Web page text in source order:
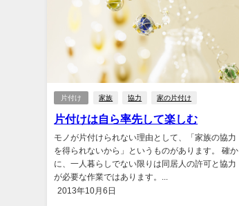
片付け 家族 協力 家の片付け
片付けは自ら率先して楽しむ
モノが片付けられない理由として、「家族の協力
を得られないから」というものがあります。 確か
に、一人暮らしでない限りは同居人の許可と協力
が必要な作業ではあります。...
2013年10月6日